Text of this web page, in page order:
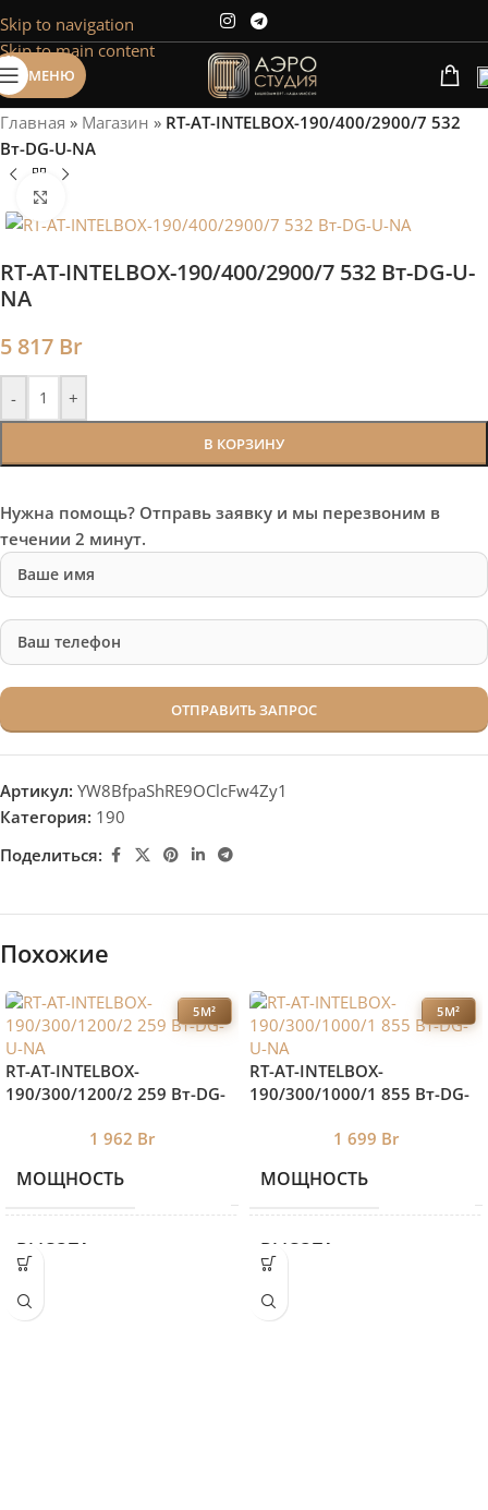
Skip to navigation
Skip to main content
Сэкономим Ваше время на подбор
радиаторов!
Рассчитаем мощность | Предложим от 3х вариантов | В
наличии и под заказ
Скидки от 5%
МЕНЮ
Главная » Магазин » RT-AT-INTELBOX-190/400/2900/7 532
Вт-DG-U-NA
RT-AT-INTELBOX-190/400/2900/7 532 Вт-DG-U-
NA
5 817 Br
- +
В КОРЗИНУ
Нужна помощь? Отправь заявку и мы перезвоним в
течении 2 минут.
Артикул: YW8BfpaShRE9OClcFw4Zy1
Категория: 190
Поделиться:
Похожие
5М²
RT-AT-INTELBOX-
190/300/1200/2 259 Вт-DG-
1 962 Br
МОЩНОСТЬ 2 259
ВЫСОТА 190
5М²
RT-AT-INTELBOX-
190/300/1000/1 855 Вт-DG-
1 699 Br
МОЩНОСТЬ
ВЫСОТА